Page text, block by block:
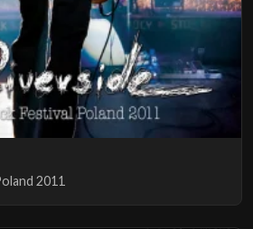
2011